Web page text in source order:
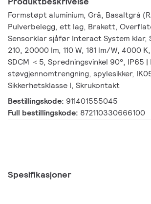
Formstøpt aluminium, Grå, Basaltgrå
Pulverbelegg, ett lag, Brakett,
Sensorklar sjåfør Interact System klar,
210, 20000 lm, 110 W, 181 lm/W, 4000
SDCM ＜5, Spredningsvinkel 90°, IP65
støvgjennomtrengning, spylesikker,
Sikkerhetsklasse I, Skrukontakt
Bestillingskode: 911401555045
Full bestillingskode: 872110330666100
Spesifikasjoner